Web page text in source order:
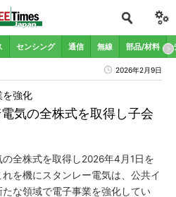
センシング 通信 無線 部品/材料
2026年2月9日
気の全株式を取得し子会
を強化
全株式を取得し2026年4月1日を
を機にスタンレー電気は、公共イ
な領域で電子事業を強化してい